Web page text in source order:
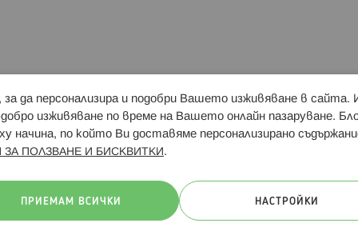
Свързани сайтове: Hippoland.ro
за да персонализира и подобри Вашето изживяване в
изживяване по време на Вашето онлайн пазаруване.
начина, по който Ви доставяме персонализирано
ПОЛЗВАНЕ И БИСКВИТКИ .
ПРИЕМАМ ВСИЧКИ НАСТРОЙКИ